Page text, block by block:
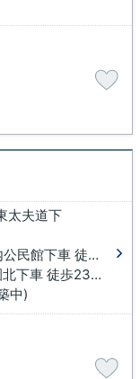
太夫道下
東岡崎駅 バス14分 井内公民館下車 徒歩19分
美合駅 バス17分 南公園北下車 徒歩23分
中)